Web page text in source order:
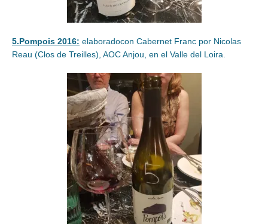
5.Pompois 2016: elaboradocon Cabernet Franc por Nicolas
Reau (Clos de Treilles), AOC Anjou, en el Valle del Loira.